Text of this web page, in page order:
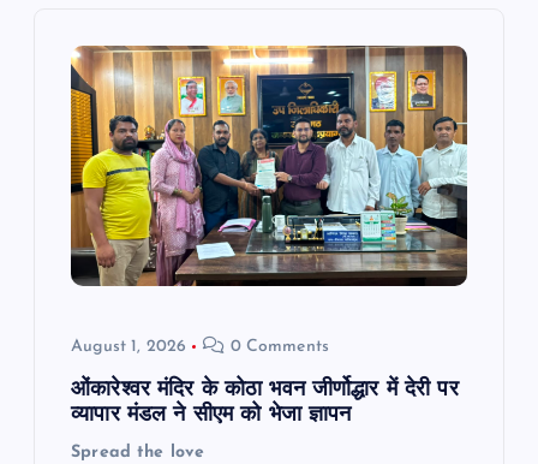
August 1, 2026 0 Comments
ओंकारेश्वर मंदिर के कोठा भवन जीर्णोद्धार में देरी पर
व्यापार मंडल ने सीएम को भेजा ज्ञापन
Spread the love